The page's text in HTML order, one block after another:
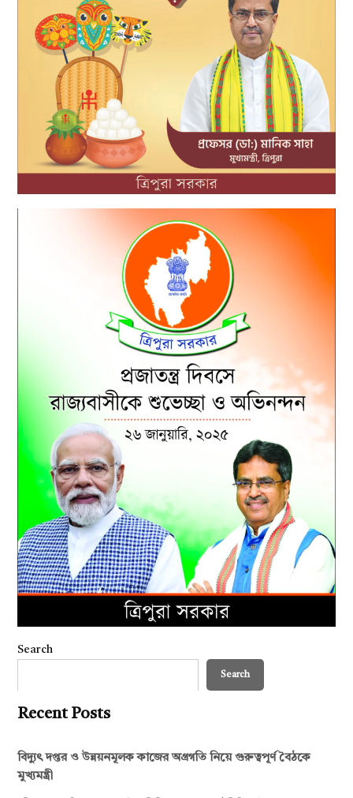
Search
Search
Recent Posts
বিদ্যুৎ দপ্তর ও উন্নয়নমূলক কাজের অগ্রগতি নিয়ে গুরুত্বপূর্ণ বৈঠকে
মুখ্যমন্ত্রী